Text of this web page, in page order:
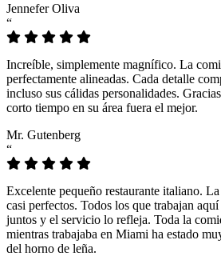
Jennefer Oliva
“
Increíble, simplemente magnífico. La
perfectamente alineadas. Cada detalle
incluso sus cálidas personalidades.
corto tiempo en su área fuera el mejor.
Mr. Gutenberg
“
Excelente pequeño restaurante italiano.
casi perfectos. Todos los que trabajan
juntos y el servicio lo refleja. Toda la
mientras trabajaba en Miami ha estado
del horno de leña.